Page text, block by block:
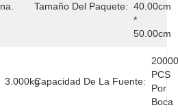
Tamaño Del Paquete: 40.00cm
*
50.00cm
3.000kgCapacidad De La Fuente:
20000
PCS
Por
Boca